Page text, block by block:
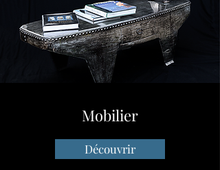
Mobilier
Découvrir